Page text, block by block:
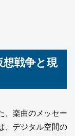
想戦争と現
、楽曲のメッセー
、デジタル空間の